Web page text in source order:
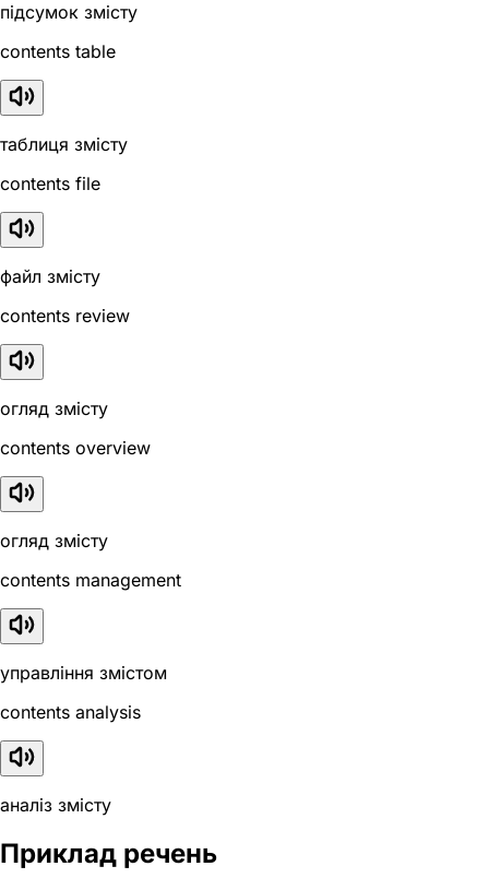
підсумок змісту
contents table
таблиця змісту
contents file
файл змісту
contents review
огляд змісту
contents overview
огляд змісту
contents management
управління змістом
contents analysis
аналіз змісту
Приклад речень